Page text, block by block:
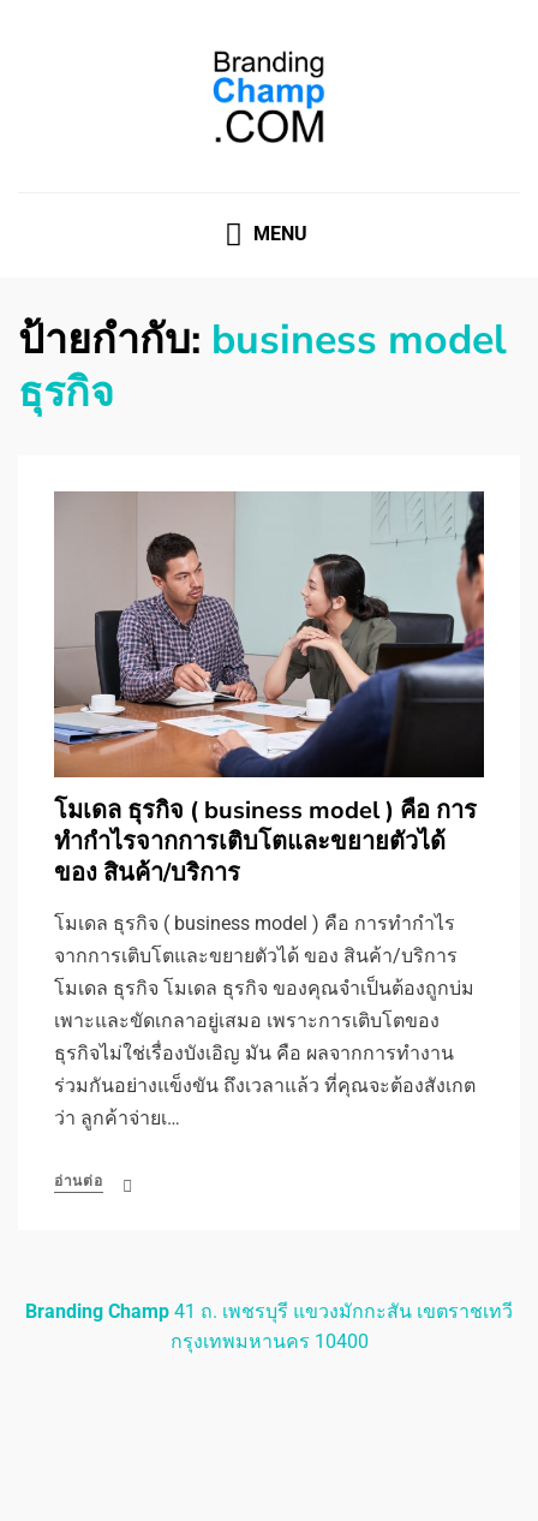
MENU
ป้ายกำกับ: business model
ธุรกิจ
โมเดล ธุรกิจ ( business model ) คือ การ
ทำกำไรจากการเติบโตและขยายตัวได้
ของ สินค้า/บริการ
โมเดล ธุรกิจ ( business model ) คือ การทำกำไร
จากการเติบโตและขยายตัวได้ ของ สินค้า/บริการ
โมเดล ธุรกิจ โมเดล ธุรกิจ ของคุณจำเป็นต้องถูกบ่ม
เพาะและขัดเกลาอยู่เสมอ เพราะการเติบโตของ
ธุรกิจไม่ใช่เรื่องบังเอิญ มัน คือ ผลจากการทำงาน
ร่วมกันอย่างแข็งขัน ถึงเวลาแล้ว ที่คุณจะต้องสังเกต
ว่า ลูกค้าจ่ายเ…
อ่านต่อ
Branding Champ 41 ถ. เพชรบุรี แขวงมักกะสัน เขตราชเทวี
กรุงเทพมหานคร 10400